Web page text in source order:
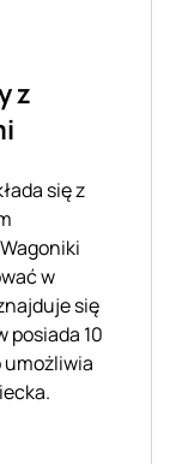
z
się z
w
się
posiada 10
umożliwia